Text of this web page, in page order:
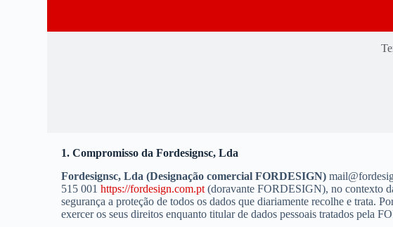
1. Compromisso daFordesignsc, Lda
Fordesignsc, Lda (Designação comercial FORDESIGN)
515 001https://fordesign.com.pt (doravante FORDESIGN), no contexto
segurança a proteção de todos os dados que diariamente recolhe e trata.
exercer os seus direitos enquanto titular de dados pessoais tratados pela